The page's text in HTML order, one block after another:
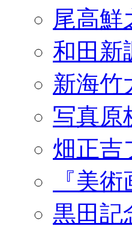
尾高鮮
和田新
新海竹
写真原
畑正吉
『美
黒田記